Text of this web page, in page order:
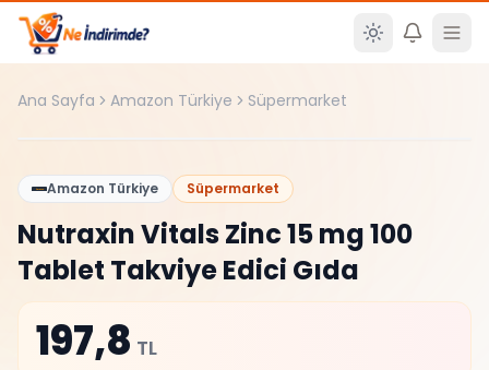
Ana içeriğe atla
Ana Sayfa Amazon Türkiye Süpermarket
%0
Amazon Türkiye Süpermarket
Nutraxin Vitals Zinc 15 mg 100
Tablet Takviye Edici Gıda
197,8 TL